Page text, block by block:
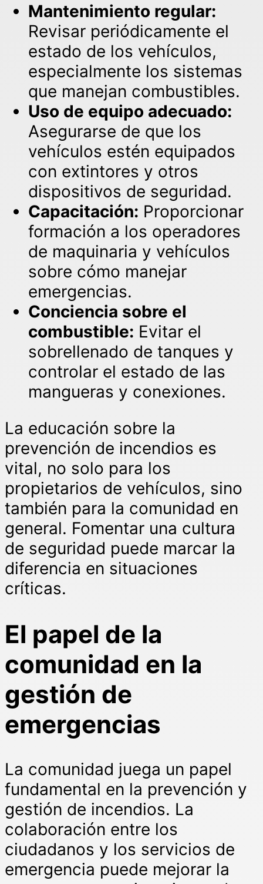
Mantenimiento regular:
Revisar periódicamente el
estado de los vehículos,
especialmente los sistemas
que manejan combustibles.
Uso de equipo adecuado:
Asegurarse de que los
vehículos estén equipados
con extintores y otros
dispositivos de seguridad.
Capacitación: Proporcionar
formación a los operadores
de maquinaria y vehículos
sobre cómo manejar
emergencias.
Conciencia sobre el
combustible: Evitar el
sobrellenado de tanques y
controlar el estado de las
mangueras y conexiones.
La educación sobre la
prevención de incendios es
vital, no solo para los
propietarios de vehículos, sino
también para la comunidad en
general. Fomentar una cultura
de seguridad puede marcar la
diferencia en situaciones
críticas.
El papel de la
comunidad en la
gestión de
emergencias
La comunidad juega un papel
fundamental en la prevención y
gestión de incendios. La
colaboración entre los
ciudadanos y los servicios de
emergencia puede mejorar la